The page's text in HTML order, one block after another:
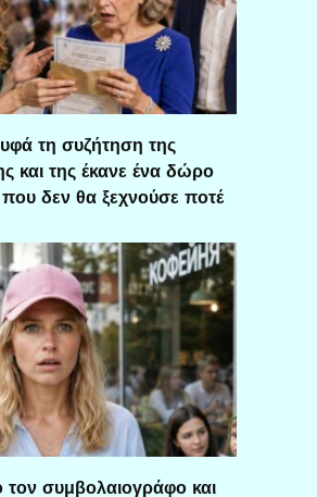
τη συζήτηση της
και της έκανε ένα δώρο
δεν θα ξεχνούσε ποτέ
συμβολαιογράφο και